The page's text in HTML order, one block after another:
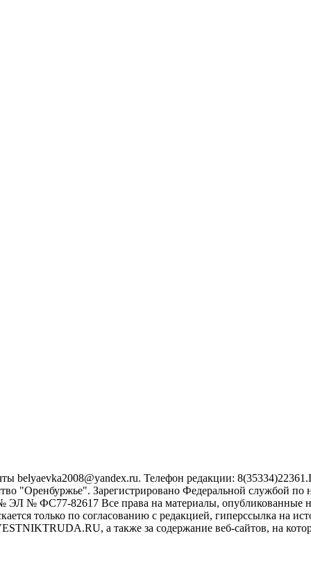
belyaevka2008@yandex.ru. Телефон редакции:
"Оренбуржье". Зарегистрировано Федеральной службой
ЭЛ № ФС77-82617 Все права на материалы, опубликованные
только по согласованию с редакцией, гиперссылка на
а также за содержание веб-сайтов, на